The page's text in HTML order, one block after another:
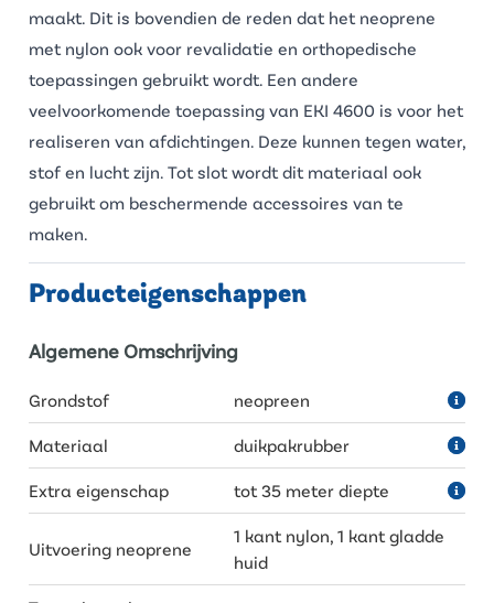
maakt. Dit is bovendien de reden dat het neoprene
met nylon ook voor revalidatie en orthopedische
toepassingen gebruikt wordt. Een andere
veelvoorkomende toepassing van EKI 4600 is voor het
realiseren van afdichtingen. Deze kunnen tegen water,
stof en lucht zijn. Tot slot wordt dit materiaal ook
gebruikt om beschermende accessoires van te
maken.
Producteigenschappen
Algemene Omschrijving
Grondstof neopreen
Materiaal duikpakrubber
Extra eigenschap tot 35 meter diepte
Uitvoering neoprene
1 kant nylon, 1 kant gladde
huid